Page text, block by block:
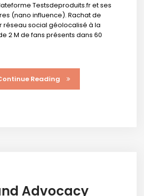
Testsdeproduits.fr et ses
(nano influence). Rachat de
réseau social géolocalisé à la
2 M de fans présents dans 60
Reading
Advocacy